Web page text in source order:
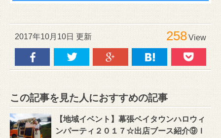
2017年10月10日 更新 258View
この記事を見た人におすすめの記事
【地域イベント】幕張ベイタウンハロウィ
ンパーティ２０１７☆出店ブース紹介⑨Ｉ